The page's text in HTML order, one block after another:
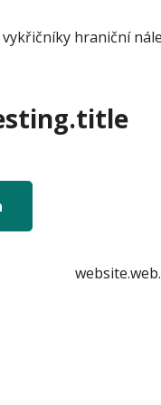
hraniční